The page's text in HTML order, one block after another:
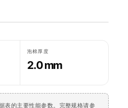
胶带
泡棉厚度
2.0 mm
表的主要性能参数。完整规格请参